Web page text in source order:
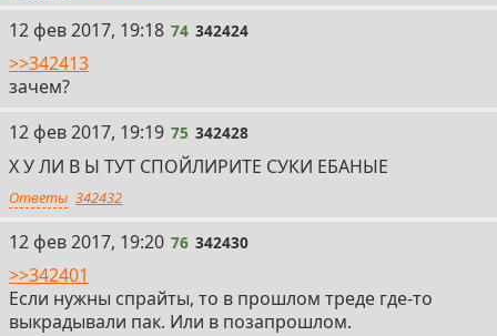
74
12 фев 2017, 19:18 74 342424
>>342413
зачем?
75
12 фев 2017, 19:19 75 342428
Х У ЛИ В Ы ТУТ СПОЙЛИРИТЕ СУКИ ЕБАНЫЕ
Ответы 342432
76
12 фев 2017, 19:20 76 342430
>>342401
Если нужны спрайты, то в прошлом треде где-то
выкрадывали пак. Или в позапрошлом.